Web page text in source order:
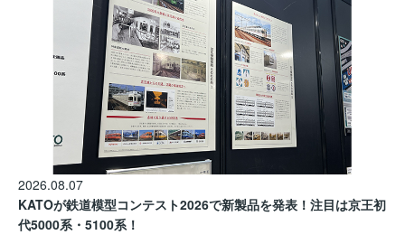
2026.08.07
KATOが鉄道模型コンテスト2026で新製品を発表！注目は京王初
代5000系・5100系！